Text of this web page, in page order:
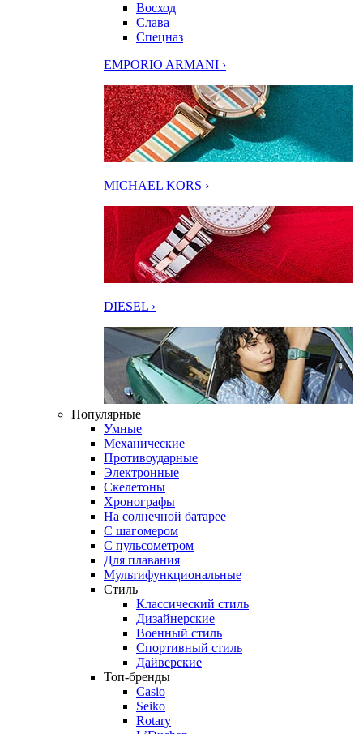
Восход
Слава
Спецназ
EMPORIO ARMANI ›
MICHAEL KORS ›
DIESEL ›
Популярные
Умные
Механические
Противоударные
Электронные
Скелетоны
Хронографы
На солнечной батарее
С шагомером
С пульсометром
Для плавания
Мультифункциональные
Стиль
Классический стиль
Дизайнерские
Военный стиль
Спортивный стиль
Дайверские
Топ-бренды
Casio
Seiko
Rotary